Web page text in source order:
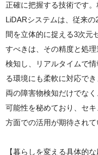
正確に把握する技術です
LiDARシステムは、従来
間を立体的に捉える3次元
すべきは、その精度と処
検知し、リアルタイムで
る環境にも柔軟に対応で
両の障害物検知だけでな
可能性を秘めており、セ
方面での活用が期待されて
【暮らしを変える具体的な